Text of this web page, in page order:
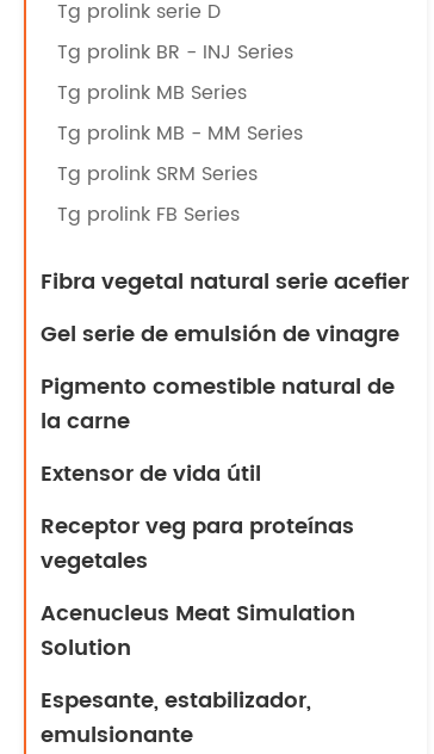
Tg prolink serie D
Tg prolink BR - INJ Series
Tg prolink MB Series
Tg prolink MB - MM Series
Tg prolink SRM Series
Tg prolink FB Series
Fibra vegetal natural serie acefier
Gel serie de emulsión de vinagre
Pigmento comestible natural de
la carne
Extensor de vida útil
Receptor veg para proteínas
vegetales
Acenucleus Meat Simulation
Solution
Espesante, estabilizador,
emulsionante